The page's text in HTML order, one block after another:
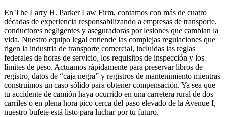
En The Larry H. Parker Law Firm, contamos con más de cuatro
décadas de experiencia responsabilizando a empresas de transporte,
conductores negligentes y aseguradoras por lesiones que cambian la
vida. Nuestro equipo legal entiende las complejas regulaciones que
rigen la industria de transporte comercial, incluidas las reglas
federales de horas de servicio, los requisitos de inspección y los
límites de peso. Actuamos rápidamente para preservar libros de
registro, datos de “caja negra” y registros de mantenimiento mientras
construimos un caso sólido para obtener compensación. Ya sea que
tu accidente de camión haya ocurrido en una carretera rural de dos
carriles o en plena hora pico cerca del paso elevado de la Avenue I,
nuestro bufete está listo para luchar por tu futuro.